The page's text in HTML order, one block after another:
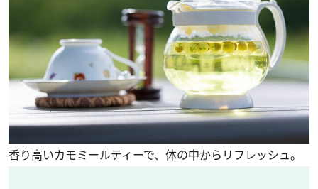
香り高いカモミールティーで、体の中からリフレッシュ。